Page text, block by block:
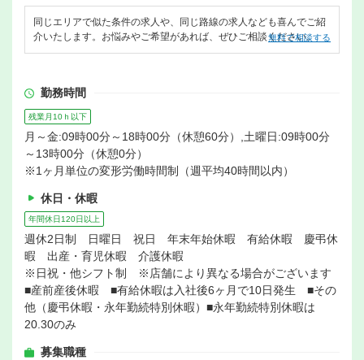
同じエリアで似た条件の求人や、同じ路線の求人なども喜んでご紹
介いたします。お悩みやご希望があれば、ぜひご相談ください。
無料で相談する
勤務時間
残業月10ｈ以下
月～金:09時00分～18時00分（休憩60分）,土曜日:09時00分
～13時00分（休憩0分）
※1ヶ月単位の変形労働時間制（週平均40時間以内）
休日・休暇
年間休日120日以上
週休2日制 日曜日 祝日 年末年始休暇 有給休暇 慶弔休
暇 出産・育児休暇 介護休暇
※日祝・他シフト制 ※店舗により異なる場合がございます
■産前産後休暇 ■有給休暇は入社後6ヶ月で10日発生 ■その
他（慶弔休暇・永年勤続特別休暇）■永年勤続特別休暇は
20.30のみ
募集職種